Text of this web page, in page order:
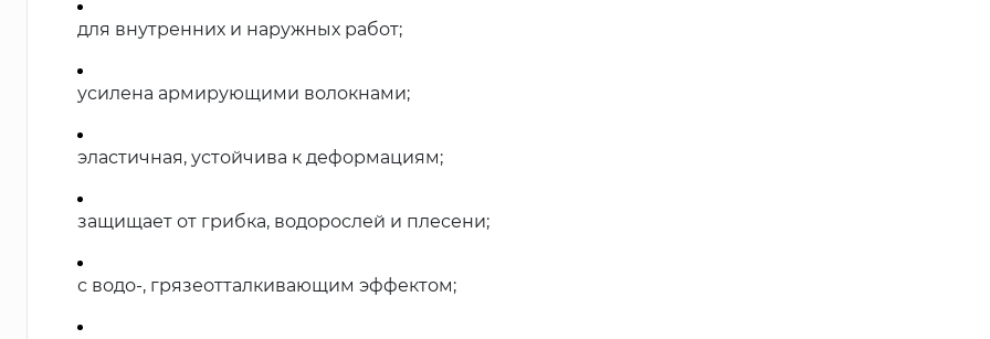
для внутренних и наружных работ;
усилена армирующими волокнами;
эластичная, устойчива к деформациям;
защищает от грибка, водорослей и плесени;
с водо-, грязеотталкивающим эффектом;